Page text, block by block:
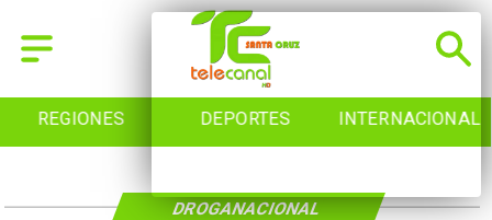
REGIONES DEPORTES INTERNACIONAL
DROGANACIONAL